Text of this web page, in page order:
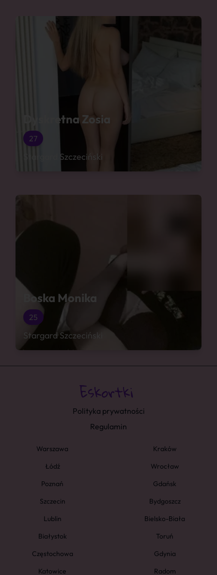
Dyskretna Zosia
27
Stargard Szczeciński
Boska Monika
25
Stargard Szczeciński
Polityka prywatności
Regulamin
Warszawa
Kraków
Łódź
Wrocław
Poznań
Gdańsk
Szczecin
Bydgoszcz
Lublin
Bielsko-Biała
Białystok
Toruń
Częstochowa
Gdynia
Katowice
Radom